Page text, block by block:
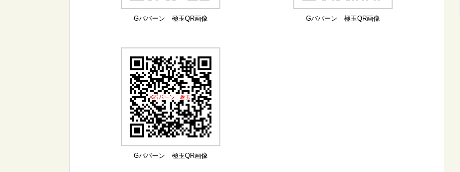
Gババーン 極玉QR画像 Gババーン 極玉QR画像
Gババーン 極玉QR画像